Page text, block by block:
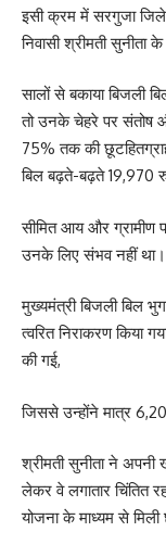
इसी क्रम में सरगुजा जिले
निवासी श्रीमती
सालों से बकाया बिजली
तो उनके चेहरे पर संतोष
75% तक की
बिल बढ़ते-बढ़ते 19,970
सीमित आय और ग्रामीण
उनके लिए संभव नहीं था।
मुख्यमंत्री बिजली बिल
त्वरित निराकरण किया
की गई,
जिससे उन्होंने मात्र
श्रीमती सुनीता ने अपनी
लेकर वे लगातार चिंतित
योजना के माध्यम से